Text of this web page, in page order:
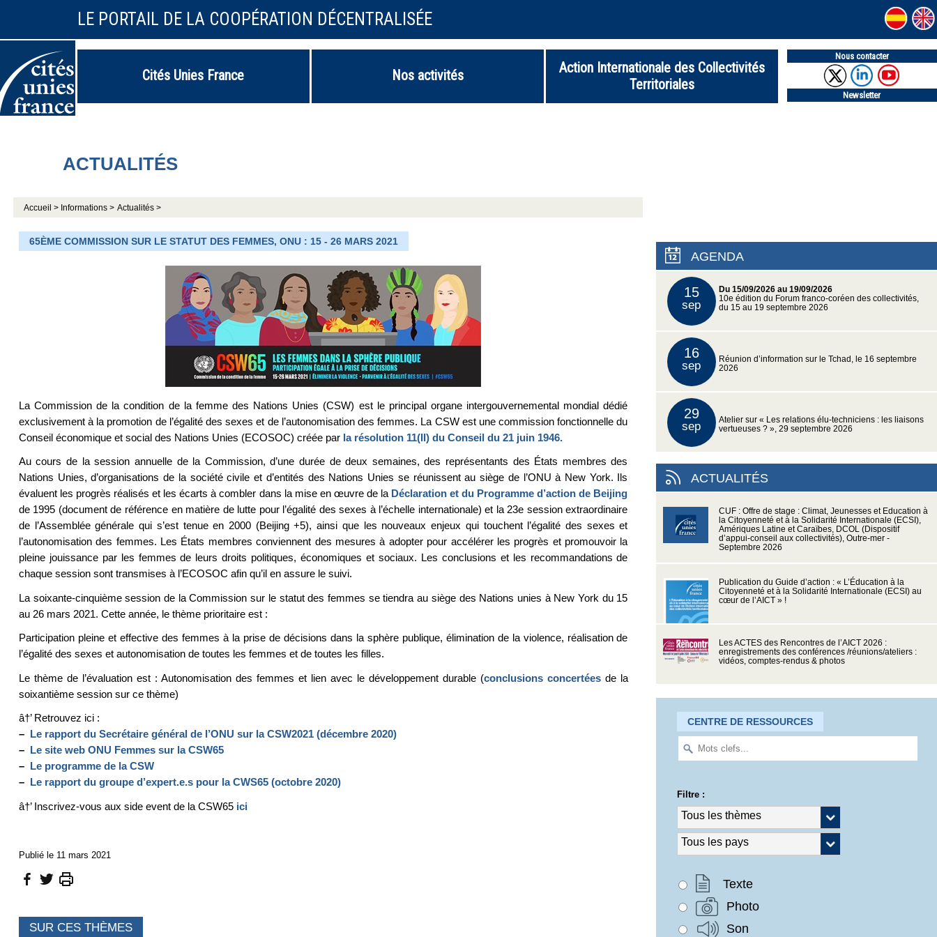
LE PORTAIL DE LA COOPÉRATION DÉCENTRALISÉE
Cités Unies France Nos activités
Action Internationale des Collectivités
Territoriales
Nous contacter
Newsletter
ACTUALITÉS
Accueil > Informations > Actualités >
65ÈME COMMISSION SUR LE STATUT DES FEMMES, ONU : 15 - 26 MARS 2021
La Commission de la condition de la femme des Nations Unies (CSW) est le principal organe intergouvernemental mondial dédié
exclusivement à la promotion de l’égalité des sexes et de l’autonomisation des femmes. La CSW est une commission fonctionnelle du
Conseil économique et social des Nations Unies (ECOSOC) créée par la résolution 11(II) du Conseil du 21 juin 1946.
Au cours de la session annuelle de la Commission, d’une durée de deux semaines, des représentants des États membres des
Nations Unies, d’organisations de la société civile et d’entités des Nations Unies se réunissent au siège de l’ONU à New York. Ils
évaluent les progrès réalisés et les écarts à combler dans la mise en œuvre de la Déclaration et du Programme d’action de Beijing
de 1995 (document de référence en matière de lutte pour l’égalité des sexes à l’échelle internationale) et la 23e session extraordinaire
de l’Assemblée générale qui s’est tenue en 2000 (Beijing +5), ainsi que les nouveaux enjeux qui touchent l’égalité des sexes et
l’autonomisation des femmes. Les États membres conviennent des mesures à adopter pour accélérer les progrès et promouvoir la
pleine jouissance par les femmes de leurs droits politiques, économiques et sociaux. Les conclusions et les recommandations de
chaque session sont transmises à l’ECOSOC afin qu’il en assure le suivi.
La soixante-cinquième session de la Commission sur le statut des femmes se tiendra au siège des Nations unies à New York du 15
au 26 mars 2021. Cette année, le thème prioritaire est :
Participation pleine et effective des femmes à la prise de décisions dans la sphère publique, élimination de la violence, réalisation de
l’égalité des sexes et autonomisation de toutes les femmes et de toutes les filles.
Le thème de l’évaluation est : Autonomisation des femmes et lien avec le développement durable (conclusions concertéesde la
soixantième session sur ce thème)
â†’ Retrouvez ici :
– Le rapport du Secrétaire général de l’ONU sur la CSW2021 (décembre 2020)
– Le site web ONU Femmes sur la CSW65
– Le programme de la CSW
– Le rapport du groupe d’expert.e.s pour la CWS65 (octobre 2020)
â†’ Inscrivez-vous aux side event de la CSW65 ici
Publié le 11 mars 2021
SUR CES THÈMES
AGENDA
15
sep
Du 15/09/2026 au 19/09/2026
10e édition du Forum franco-coréen des collectivités,
du 15 au 19 septembre 2026
16
sep
Réunion d’information sur le Tchad, le 16 septembre
2026
29
sep
Atelier sur « Les relations élu-techniciens : les liaisons
vertueuses ? », 29 septembre 2026
ACTUALITÉS
CUF : Offre de stage : Climat, Jeunesses et Education à
la Citoyenneté et à la Solidarité Internationale (ECSI),
Amériques Latine et Caraïbes, DCOL (Dispositif
d’appui-conseil aux collectivités), Outre-mer -
Septembre 2026
Publication du Guide d’action : « L’Éducation à la
Citoyenneté et à la Solidarité Internationale (ECSI) au
cœur de l’AICT » !
Les ACTES des Rencontres de l’AICT 2026 :
enregistrements des conférences /réunions/ateliers :
vidéos, comptes-rendus & photos
CENTRE DE RESSOURCES
Filtre :
Texte
Photo
Son